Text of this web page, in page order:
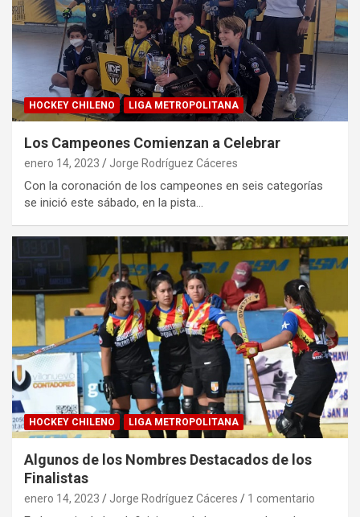
HOCKEY CHILENO LIGA METROPOLITANA
Los Campeones Comienzan a Celebrar
enero 14, 2023 Jorge Rodríguez Cáceres
Con la coronación de los campeones en seis categorías
se inició este sábado, en la pista…
HOCKEY CHILENO LIGA METROPOLITANA
Algunos de los Nombres Destacados de los
Finalistas
enero 14, 2023 Jorge Rodríguez Cáceres 1 comentario